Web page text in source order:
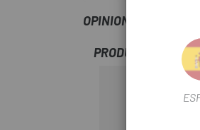
OPINIONES
PRODUCTOS